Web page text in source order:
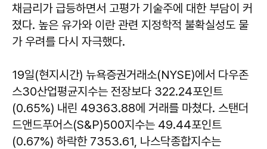
채금리가 급등하면서 고평가 기술주에 대한 부담이 커
졌다. 높은 유가와 이란 관련 지정학적 불확실성도 물
가 우려를 다시 자극했다.
19일(현지시간) 뉴욕증권거래소(NYSE)에서 다우존
스30산업평균지수는 전장보다 322.24포인트
(0.65%) 내린 49363.88에 거래를 마쳤다. 스탠더
드앤드푸어스(S&P)500지수는 49.44포인트
(0.67%) 하락한 7353.61, 나스닥종합지수는